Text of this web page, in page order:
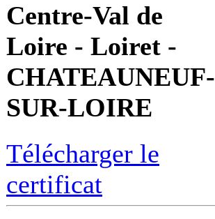
Centre-Val de
Loire - Loiret -
CHATEAUNEUF-
SUR-LOIRE
Télécharger le
certificat